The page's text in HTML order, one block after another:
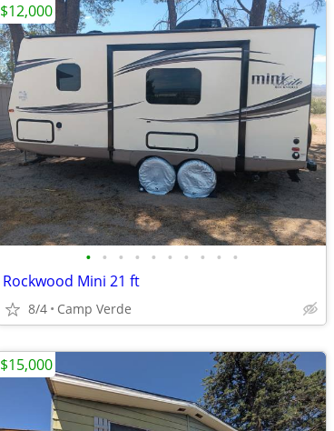
• • • • • • • • • •
Rockwood Mini 21 ft
8/4 Camp Verde
$12,000
$15,000